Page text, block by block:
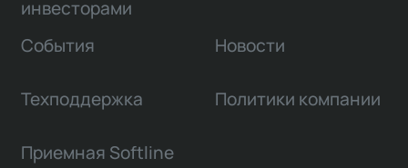
инвесторами
События Новости
Техподдержка Политики компании
Приемная Softline